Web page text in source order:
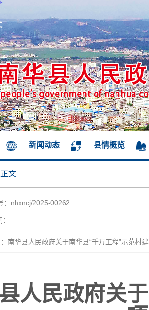
新闻动态 县情概览
正文
nhxncj/2025-00262
华县人民政府关于南华县“千万工程”示范村
人民政府关